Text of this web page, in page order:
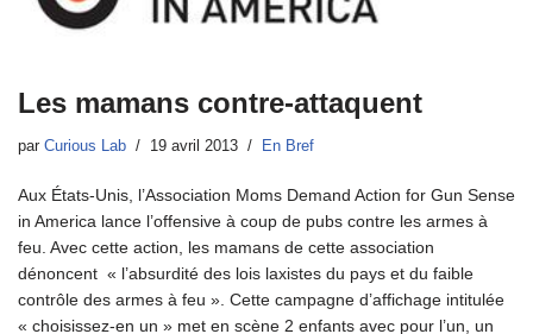
Les mamans contre-attaquent
par Curious Lab 19 avril 2013 En Bref
Aux États-Unis, l’Association Moms Demand Action for Gun Sense
in America lance l’offensive à coup de pubs contre les armes à
feu. Avec cette action, les mamans de cette association
dénoncent « l’absurdité des lois laxistes du pays et du faible
contrôle des armes à feu ». Cette campagne d’affichage intitulée
« choisissez-en un » met en scène 2 enfants avec pour l’un, un